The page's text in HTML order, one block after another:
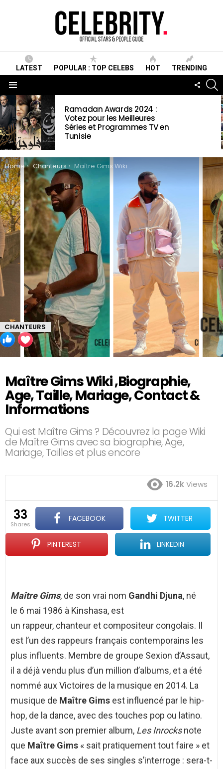
LATEST POPULAR : TOP CELEBS HOT TRENDING
LATEST
STORIES
Ramadan Awards 2024 :
Votez pour les Meilleures
Séries et Programmes TV en
Tunisie
You are here:
Home Chanteurs Maître Gims Wiki ,Biographie, Age, Taille, Mariage, Contact & Informations
CHANTEURS
Maître Gims Wiki ,Biographie,
Age, Taille, Mariage, Contact &
Informations
Qui est Maître Gims ? Découvrez la page Wiki
de Maître Gims avec sa biographie, Age,
Mariage, Tailles et plus encore
16.2kViews
33
shares
FACEBOOK TWITTER
PINTEREST LINKEDIN
Maître Gims, de son vrai nom Gandhi Djuna, né
le 6 mai 1986 à Kinshasa, est
un rappeur, chanteur et compositeur congolais. Il
est l’un des rappeurs français contemporains les
plus influents. Membre de groupe Sexion d’Assaut,
il a déjà vendu plus d’un million d’albums, et a été
nommé aux Victoires de la musique en 2014. La
musique de Maître Gims est influencé par le hip-
hop, de la dance, avec des touches pop ou latino.
Juste avant son premier album, Les Inrocksnote
que Maître Gims « sait pratiquement tout faire » et
face aux succès de ses singles s’interroge : sera-t-